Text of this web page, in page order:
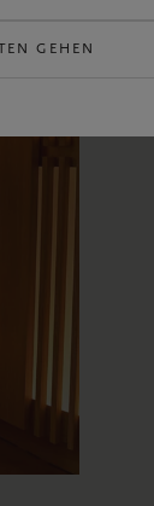
JA. ZU RITUALS VEREINIGTE STAATEN GEHEN